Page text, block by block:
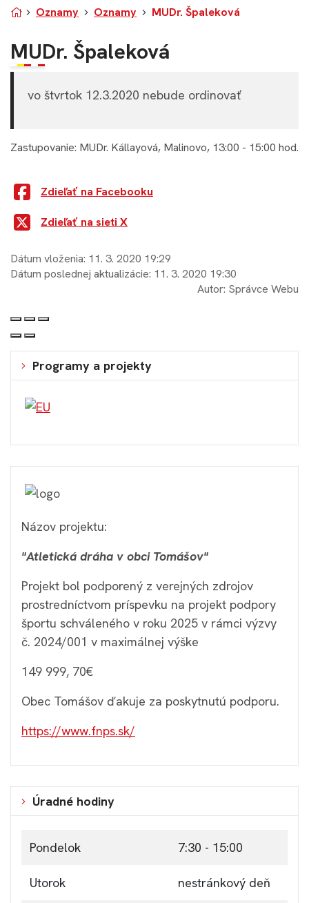
Úvodná stránka
Oznamy Oznamy MUDr. Špaleková
MUDr. Špaleková
vo štvrtok 12.3.2020 nebude ordinovať
Zastupovanie: MUDr. Kállayová, Malinovo, 13:00 - 15:00 hod.
Zdieľať na Facebooku
Zdieľať na sieti X
Dátum vloženia: 11. 3. 2020 19:29
Dátum poslednej aktualizácie: 11. 3. 2020 19:30
Autor: Správce Webu
Programy a projekty
Názov projektu:
"Atletická dráha v obci Tomášov"
Projekt bol podporený z verejných zdrojov
prostredníctvom príspevku na projekt podpory
športu schváleného v roku 2025 v rámci výzvy
č. 2024/001 v maximálnej výške
149 999, 70€
Obec Tomášov ďakuje za poskytnutú podporu.
https://www.fnps.sk/
Úradné hodiny
Pondelok 7:30 - 15:00
Utorok nestránkový deň